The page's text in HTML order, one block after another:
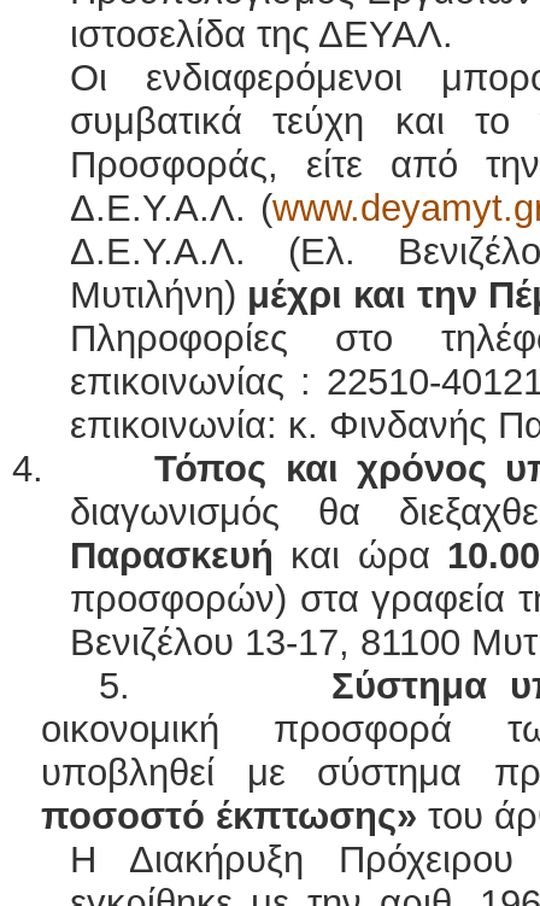
ιστοσελίδα της ΔΕΥΑΛ.
Οι ενδιαφερόμενοι
συμβατικά τεύχη και το
Προσφοράς, είτε από
Δ.Ε.Υ.Α.Λ. (
Δ.Ε.Υ.Α.Λ. (Ελ.
Μυτιλήνη) μέχρι και την
Πληροφορίες στο
επικοινωνίας : 22510-
επικοινωνία: κ. Φινδανής
4.Τόπος και χρόνος
διαγωνισμός θα
Παρασκευή και ώρα
προσφορών) στα γραφεία
Βενιζέλου 13-17, 81100
5.
Σύστημα
οικονομική προσφορά
υποβληθεί με σύστημα
ποσοστό έκπτωσης» του
Η Διακήρυξη